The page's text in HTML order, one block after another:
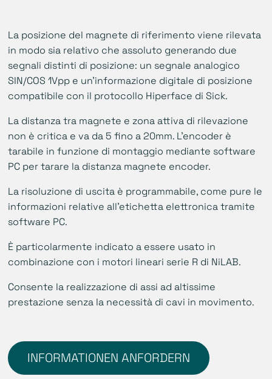
La posizione del magnete di riferimento viene rilevata
in modo sia relativo che assoluto generando due
segnali distinti di posizione: un segnale analogico
SIN/COS 1Vpp e un’informazione digitale di posizione
compatibile con il protocollo Hiperface di Sick.
La distanza tra magnete e zona attiva di rilevazione
non è critica e va da 5 fino a 20mm. L’encoder è
tarabile in funzione di montaggio mediante software
PC per tarare la distanza magnete encoder.
La risoluzione di uscita è programmabile, come pure le
informazioni relative all’etichetta elettronica tramite
software PC.
È particolarmente indicato a essere usato in
combinazione con i motori lineari serie R di NiLAB.
Consente la realizzazione di assi ad altissime
prestazione senza la necessità di cavi in movimento.
INFORMATIONEN ANFORDERN